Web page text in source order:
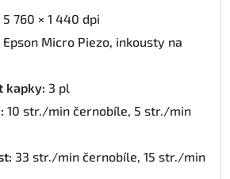
5 760 × 1 440 dpi
Epson Micro Piezo, inkousty na
kapky: 3 pl
10 str./min černobíle, 5 str./min
33 str./min černobíle, 15 str./min